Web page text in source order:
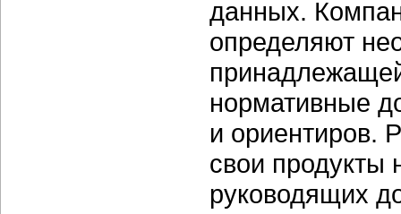
данных.
определяют
нормативные
и ориентиров.
свои продукты
руководящих